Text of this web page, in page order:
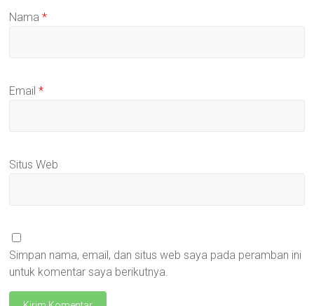
Nama*
Email*
Situs Web
Simpan nama, email, dan situs web saya pada peramban ini
untuk komentar saya berikutnya.